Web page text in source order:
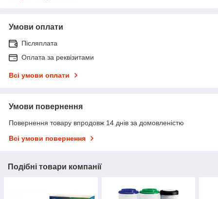
Умови оплати
Післяплата
Оплата за реквізитами
Всі умови оплати
Умови повернення
Повернення товару впродовж 14 днів за домовленістю
Всі умови повернення
Подібні товари компанії